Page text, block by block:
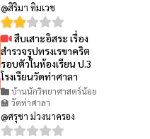
@สิริมา ทิมเวช
สืบเสาะอิสระ เรื่อง
สำรวจรูปทรงเรขาคริต
รอบตัวในห้องเรียน ป.3
โรงเรียนวัดท่าศาลา
บ้านนักวิทยาศาสตร์น้อย
🏫 วัดท่าศาลา
@ศรุชา ม่วงนาครอง